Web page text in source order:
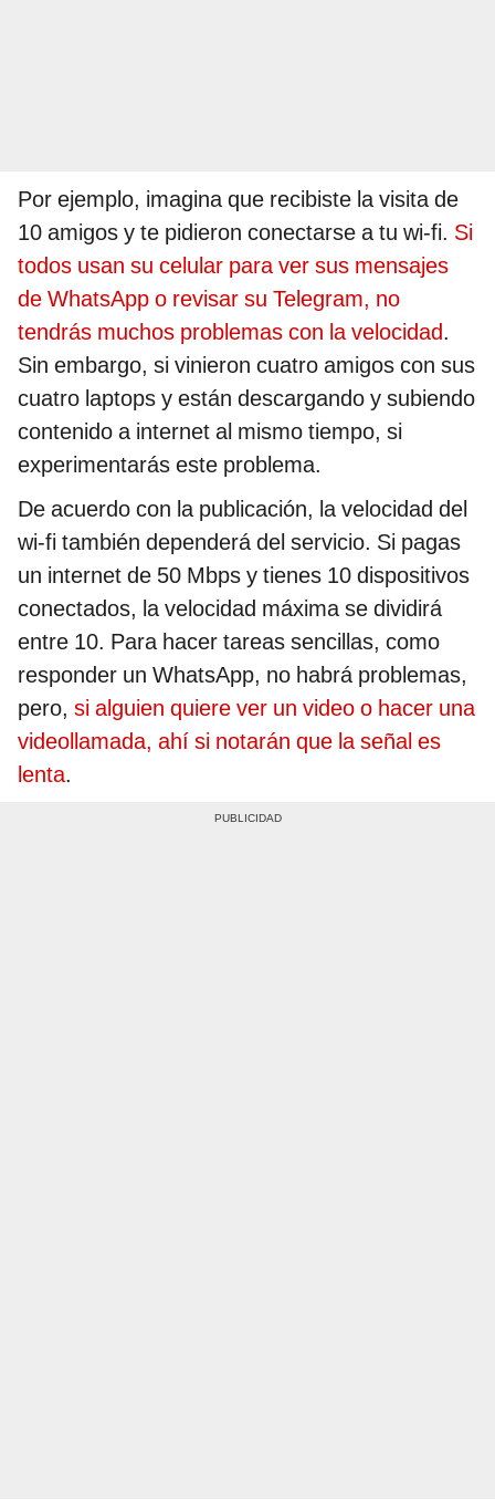
Por ejemplo, imagina que recibiste la visita de
10 amigos y te pidieron conectarse a tu wi-fi. Si
todos usan su celular para ver sus mensajes
de WhatsApp o revisar su Telegram, no
tendrás muchos problemas con la velocidad.
Sin embargo, si vinieron cuatro amigos con sus
cuatro laptops y están descargando y subiendo
contenido a internet al mismo tiempo, si
experimentarás este problema.
De acuerdo con la publicación, la velocidad del
wi-fi también dependerá del servicio. Si pagas
un internet de 50 Mbps y tienes 10 dispositivos
conectados, la velocidad máxima se dividirá
entre 10. Para hacer tareas sencillas, como
responder un WhatsApp, no habrá problemas,
pero, si alguien quiere ver un video o hacer una
videollamada, ahí si notarán que la señal es
lenta.